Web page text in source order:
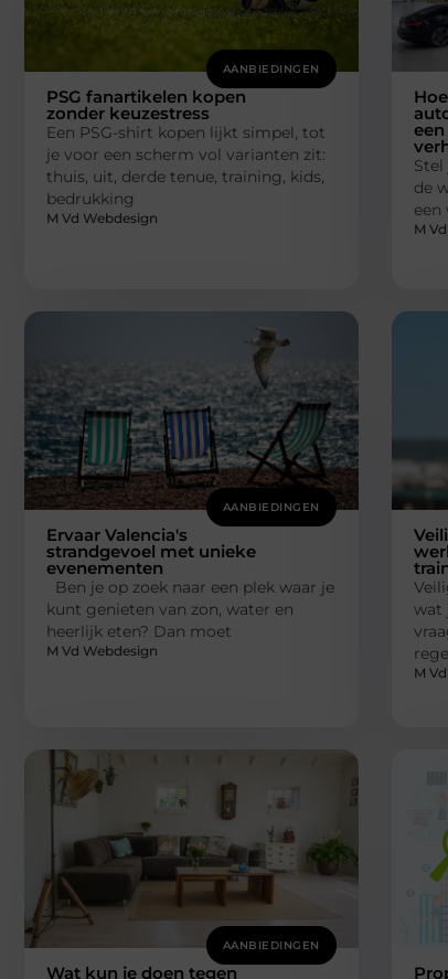
AANBIEDINGEN
PSG fanartikelen kopen
zonder keuzestress
Een PSG-shirt kopen lijkt simpel, tot
je voor een scherm vol varianten zit:
thuis, uit, derde tenue, training, kids,
bedrukking
M Vd Webdesign
Stel
de
een
M
AANBIEDINGEN
Ervaar Valencia's
strandgevoel met unieke
evenementen
Ben je op zoek naar een plek waar je
kunt genieten van zon, water en
heerlijk eten? Dan moet
M Vd Webdesign
wat
M
AANBIEDINGEN
Wat kun je doen tegen